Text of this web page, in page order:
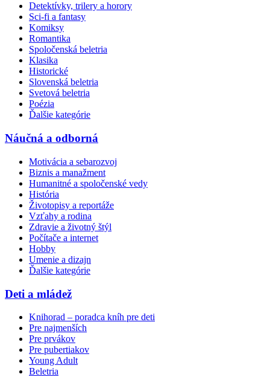
Detektívky, trilery a horory
Sci-fi a fantasy
Komiksy
Romantika
Spoločenská beletria
Klasika
Historické
Slovenská beletria
Svetová beletria
Poézia
Ďalšie kategórie
Náučná a odborná
Motivácia a sebarozvoj
Biznis a manažment
Humanitné a spoločenské vedy
História
Životopisy a reportáže
Vzťahy a rodina
Zdravie a životný štýl
Počítače a internet
Hobby
Umenie a dizajn
Ďalšie kategórie
Deti a mládež
Knihorad – poradca kníh pre deti
Pre najmenších
Pre prvákov
Pre pubertiakov
Young Adult
Beletria